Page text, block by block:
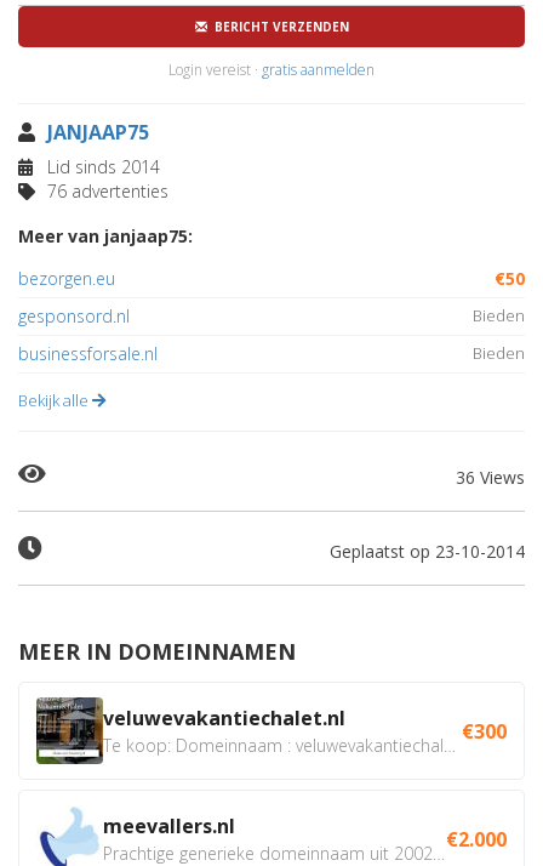
BERICHT VERZENDEN
Login vereist · gratis aanmelden
JANJAAP75
Lid sinds 2014
76 advertenties
Meer van janjaap75:
bezorgen.eu
€50
gesponsord.nl
Bieden
businessforsale.nl Bieden
Bekijk alle
36 Views
Geplaatst op 23-10-2014
MEER IN DOMEINNAMEN
veluwevakantiechalet.nl €300
meevallers.nl €2.000